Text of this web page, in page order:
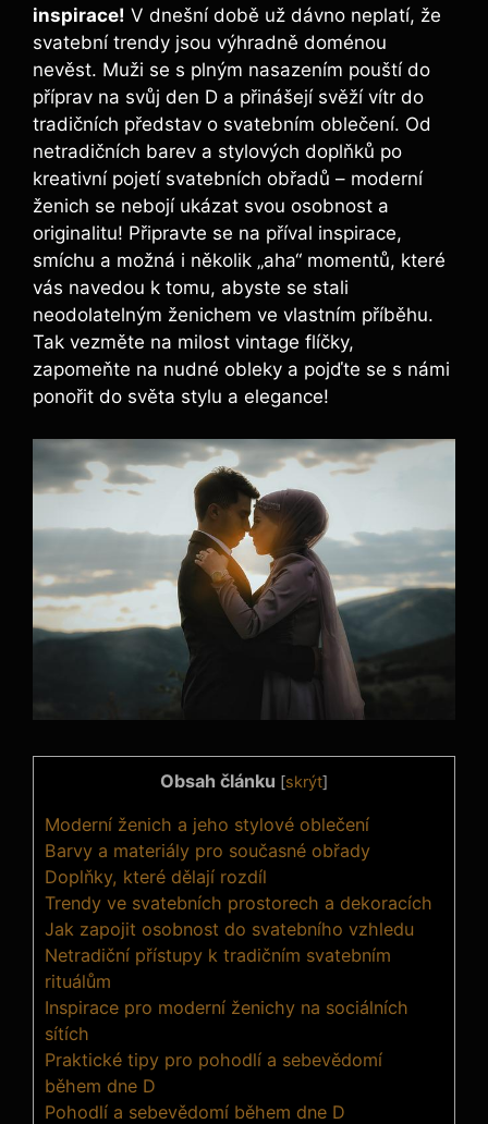
inspirace! V dnešní době už dávno neplatí, že
svatební trendy jsou výhradně doménou
nevěst. Muži se s plným nasazením pouští do
příprav na svůj den D a přinášejí svěží vítr do
tradičních představ o svatebním oblečení. Od
netradičních barev a stylových doplňků po
kreativní pojetí svatebních obřadů – moderní
ženich se nebojí ukázat svou osobnost a
originalitu! Připravte se na příval inspirace,
smíchu a možná i několik „aha“ momentů, které
vás navedou k tomu, abyste se stali
neodolatelným ženichem ve vlastním příběhu.
Tak vezměte na milost vintage flíčky,
zapomeňte na nudné obleky a pojďte se s námi
ponořit do světa stylu a elegance!
Obsah článku [skrýt]
Moderní ženich a jeho stylové oblečení
Barvy a materiály pro současné obřady
Doplňky, které dělají rozdíl
Trendy ve svatebních prostorech a dekoracích
Jak zapojit osobnost do svatebního vzhledu
Netradiční přístupy k tradičním svatebním
rituálům
Inspirace pro moderní ženichy na sociálních
sítích
Praktické tipy pro pohodlí a sebevědomí
během dne D
Pohodlí a sebevědomí během dne D